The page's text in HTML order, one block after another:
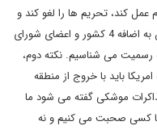
عمل کند، تحریم ها را لغو کند و
بعد وارد گفت وگوهای برجام شود. ما تنها ایران به اضافه 4 کشور و اعضای شورای
رسمیت می شناسیم. نکته دوم،
باید با خروج از منطقه
موشکی گفته می شود ما
با کسی صحبت می کنیم و نه